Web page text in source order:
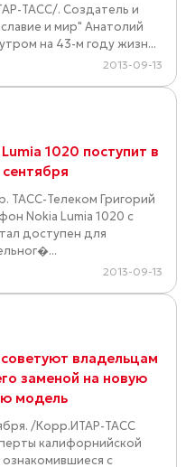
ТАСС/. Создатель и
и мир" Анатолий
на 43-м году жизн...
2013-09-13
1020 поступит в
ТАСС-Телеком Григорий
Nokia Lumia 1020 с
доступен для
2013-09-13
владельцам
заменой на новую
модель
/Корр.ИТАР-ТАСС
калифорнийской
с